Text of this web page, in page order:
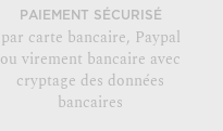
PAIEMENT SÉCURISÉ
par carte bancaire, Paypal
ou virement bancaire avec
cryptage des données
bancaires